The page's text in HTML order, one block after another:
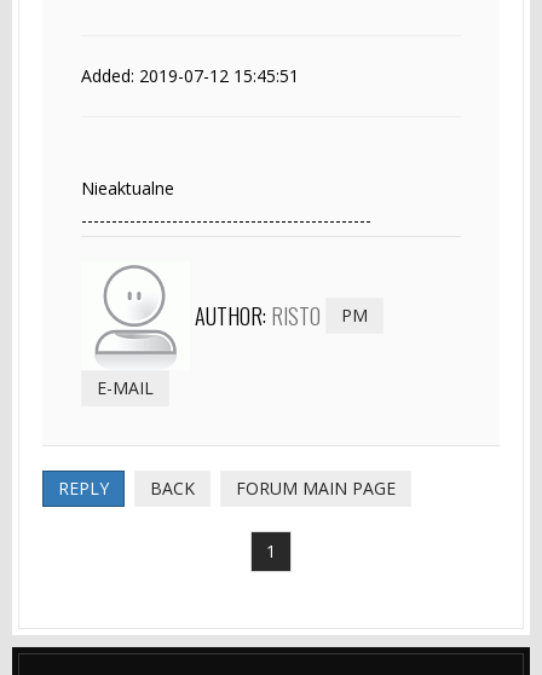
Added: 2019-07-12 15:45:51
Nieaktualne
------------------------------------------------
AUTHOR: RISTO PM
E-MAIL
REPLY BACK FORUM MAIN PAGE
1